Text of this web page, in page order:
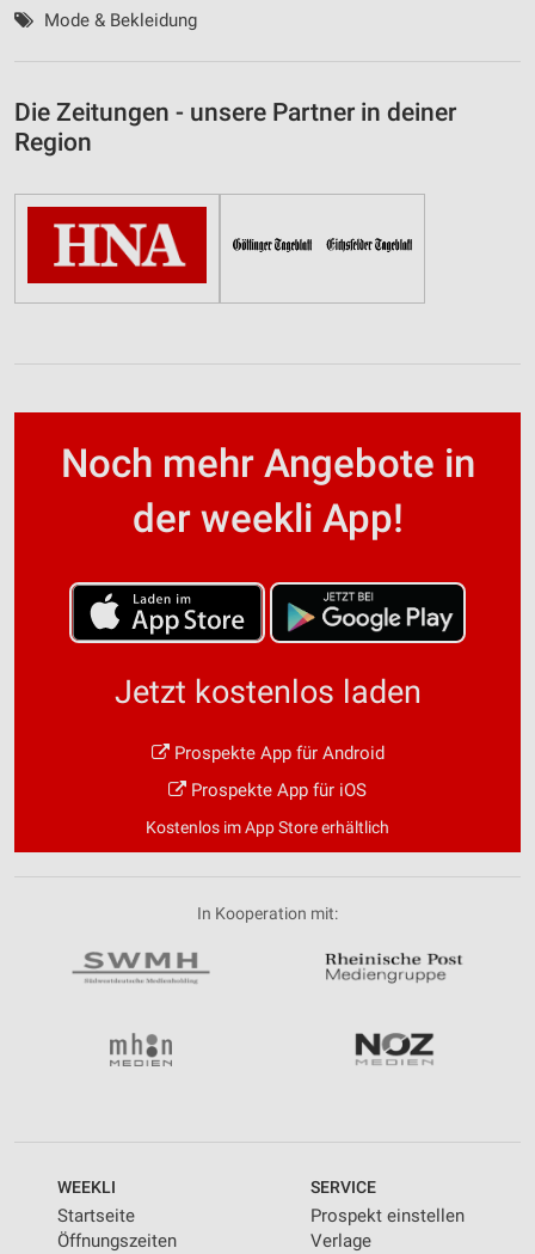
Mode & Bekleidung
Die Zeitungen - unsere Partner in deiner
Region
Noch mehr Angebote in
der weekli App!
Jetzt kostenlos laden
Prospekte App für Android
Prospekte App für iOS
Kostenlos im App Store erhältlich
In Kooperation mit:
WEEKLI
Startseite
Öffnungszeiten
SERVICE
Prospekt einstellen
Verlage